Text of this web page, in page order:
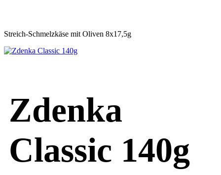
Streich-Schmelzkäse mit Oliven 8x17,5g
Zdenka
Classic 140g